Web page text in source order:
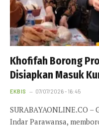
Khofifah Borong
Disiapkan Masuk
EKBIS 07/07/2026 - 16:45
SURABAYAONLINE.CO
Indar Parawansa,